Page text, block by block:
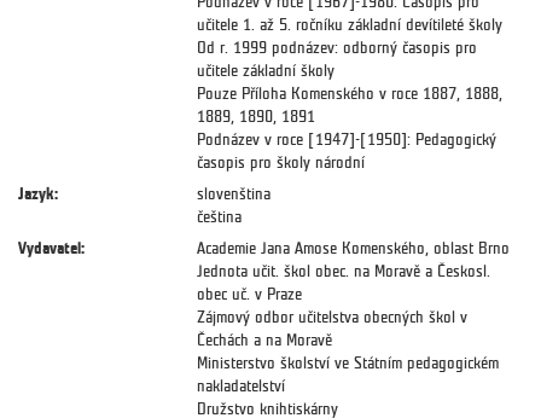
učitele 1. až 5. ročníku základní devítileté školy
Od r. 1999 podnázev: odborný časopis pro
učitele základní školy
Pouze Příloha Komenského v roce 1887, 1888,
1889, 1890, 1891
Podnázev v roce [1947]-[1950]: Pedagogický
časopis pro školy národní
Jazyk:
slovenština
čeština
Vydavatel:
Academie Jana Amose Komenského, oblast Brno
Jednota učit. škol obec. na Moravě a Českosl.
obec uč. v Praze
Zájmový odbor učitelstva obecných škol v
Čechách a na Moravě
Ministerstvo školství ve Státním pedagogickém
nakladatelství
Družstvo knihtiskárny